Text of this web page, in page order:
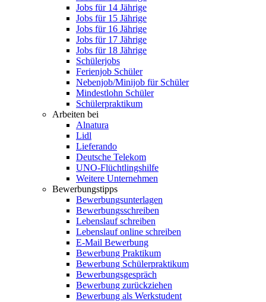
Jobs für 14 Jährige
Jobs für 15 Jährige
Jobs für 16 Jährige
Jobs für 17 Jährige
Jobs für 18 Jährige
Schülerjobs
Ferienjob Schüler
Nebenjob/Minijob für Schüler
Mindestlohn Schüler
Schülerpraktikum
Arbeiten bei
Alnatura
Lidl
Lieferando
Deutsche Telekom
UNO-Flüchtlingshilfe
Weitere Unternehmen
Bewerbungstipps
Bewerbungsunterlagen
Bewerbungsschreiben
Lebenslauf schreiben
Lebenslauf online schreiben
E-Mail Bewerbung
Bewerbung Praktikum
Bewerbung Schülerpraktikum
Bewerbungsgespräch
Bewerbung zurückziehen
Bewerbung als Werkstudent